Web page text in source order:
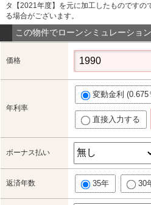
タ【2021年度】を元に加工したものですの
る場合がございます。
この物件でローンシミュレーショ
価格
年利率
変動金利 (0.675
直接入力する
ボーナス払い
返済年数 35年 30